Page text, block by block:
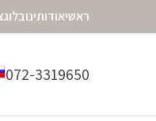
ראשיאודותינובלוג
072-3319650